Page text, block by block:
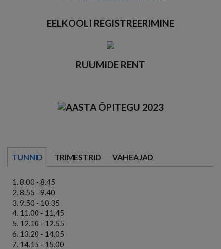
EELKOOLI REGISTREERIMINE
RUUMIDE RENT
TUNNID TRIMESTRID VAHEAJAD
8.00 - 8.45
8.55 - 9.40
9.50 - 10.35
11.00 - 11.45
12.10 - 12.55
13.20 - 14.05
14.15 - 15.00